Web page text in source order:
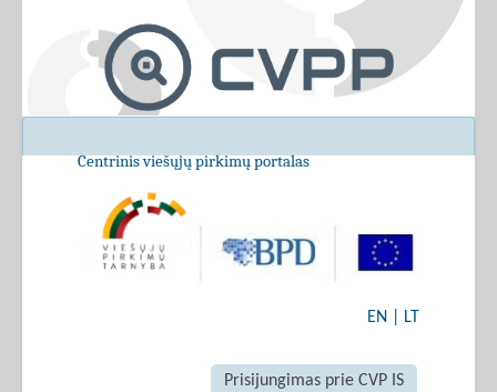
Centrinis viešųjų pirkimų portalas
EN LT
Prisijungimas prie CVP IS